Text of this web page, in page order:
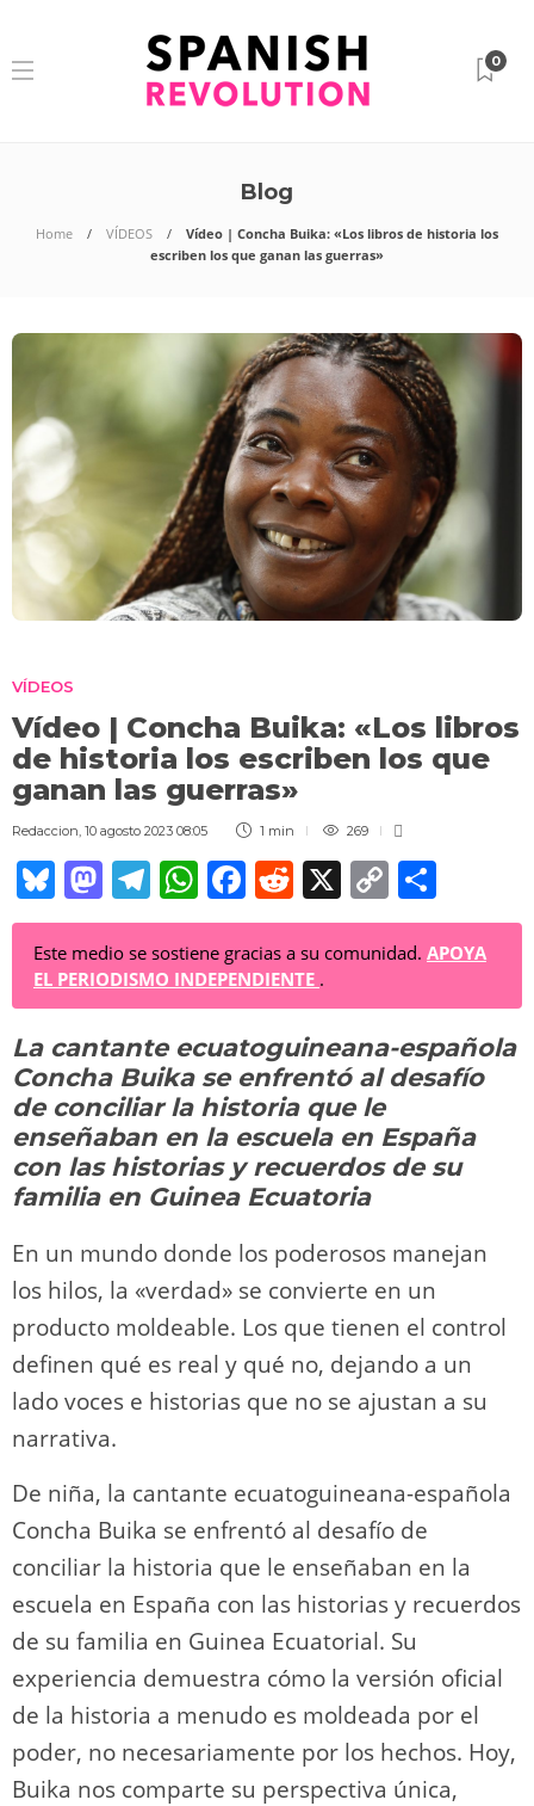
0
Blog
Home VÍDEOS
Vídeo | Concha Buika: «Los libros de historia los
escriben los que ganan las guerras»
VÍDEOS
Vídeo | Concha Buika: «Los libros
de historia los escriben los que
ganan las guerras»
Redaccion 10 agosto 2023 08:05 1 min 269
Bl
u
e
sk
y
M
a
st
o
d
o
n
T
el
e
gr
a
m
W
h
at
s
A
p
p
F
a
c
e
b
o
o
k
R
e
d
di
t
X C
o
p
Li
n
o
m
ar
tir
Este medio se sostiene gracias a su comunidad. APOYA
EL PERIODISMO INDEPENDIENTE .
La cantante ecuatoguineana-española
Concha Buika se enfrentó al desafío
de conciliar la historia que le
enseñaban en la escuela en España
con las historias y recuerdos de su
familia en Guinea Ecuatoria
En un mundo donde los poderosos manejan
los hilos, la «verdad» se convierte en un
producto moldeable. Los que tienen el control
definen qué es real y qué no, dejando a un
lado voces e historias que no se ajustan a su
narrativa.
De niña, la cantante ecuatoguineana-española
Concha Buika se enfrentó al desafío de
conciliar la historia que le enseñaban en la
escuela en España con las historias y recuerdos
de su familia en Guinea Ecuatorial. Su
experiencia demuestra cómo la versión oficial
de la historia a menudo es moldeada por el
poder, no necesariamente por los hechos. Hoy,
Buika nos comparte su perspectiva única,